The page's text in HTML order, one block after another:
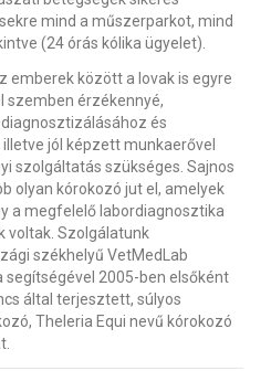
mind a műszerparkot, mind
(24 órás kólika ügyelet).
emberek között a lovak is egyre
szemben érzékennyé,
és
jól képzett munkaerővel
szolgáltatás szükséges. Sajnos
olyan kórokozó jut el, amelyek
a megfelelő labordiagnosztika
voltak. Szolgálatunk
székhelyű VetMedLab
segítségével 2005-ben elsőként
által terjesztett, súlyos
Theleria Equi nevű kórokozó